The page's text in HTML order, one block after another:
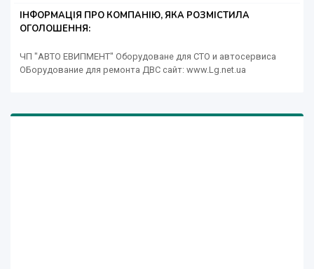
ІНФОРМАЦІЯ ПРО КОМПАНІЮ, ЯКА РОЗМІСТИЛА
ОГОЛОШЕННЯ:
ЧП "АВТО ЕВИПМЕНТ" Оборудоване для СТО и автосервиса
ОБорудование для ремонта ДВС сайт: www.Lg.net.ua